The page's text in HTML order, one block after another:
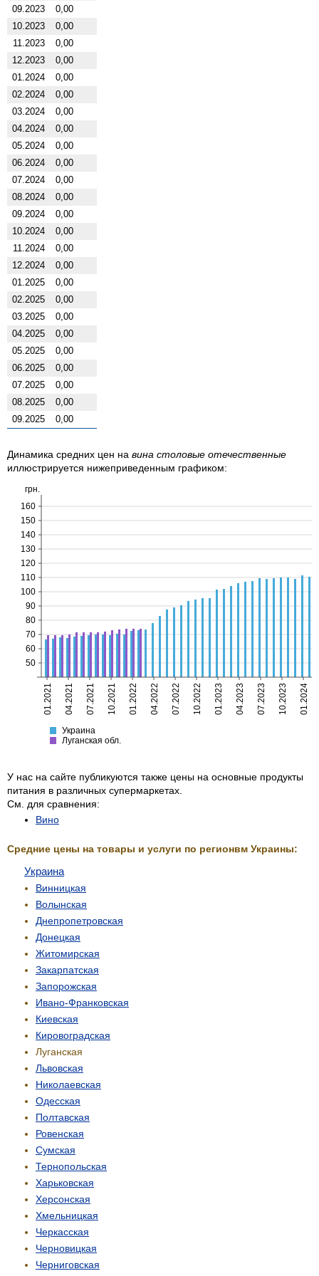
09.2023
0,00
10.2023
0,00
11.2023
0,00
12.2023
0,00
01.2024
0,00
02.2024
0,00
03.2024
0,00
04.2024
0,00
05.2024
0,00
06.2024
0,00
07.2024
0,00
08.2024
0,00
09.2024
0,00
10.2024
0,00
11.2024
0,00
12.2024
0,00
01.2025
0,00
02.2025
0,00
03.2025
0,00
04.2025
0,00
05.2025
0,00
06.2025
0,00
07.2025
0,00
08.2025
0,00
09.2025
0,00
Динамика средних цен на вина столовые отечественные
иллюстрируется нижеприведенным графиком:
Украина
Луганская
01.2021 04.2021 07.2021 10.2021 01.2022 04.2022 07.2022 10.2022 01.2023 04.2023 07.2023 10.2023 01.2024
50
60
70
80
90
100
110
120
130
140
150
160
грн.
Украина
Луганская обл.
У нас на сайте публикуются также цены на основные продукты
питания в различных супермаркетах.
См. для сравнения:
Вино
Средние цены на товары и услуги по регионвм Украины:
Украина
Винницкая
Волынская
Днепропетровская
Донецкая
Житомирская
Закарпатская
Запорожская
Ивано-Франковская
Киевская
Кировоградская
Луганская
Львовская
Николаевская
Одесская
Полтавская
Ровенская
Сумская
Тернопольская
Харьковская
Херсонская
Хмельницкая
Черкасская
Черновицкая
Черниговская